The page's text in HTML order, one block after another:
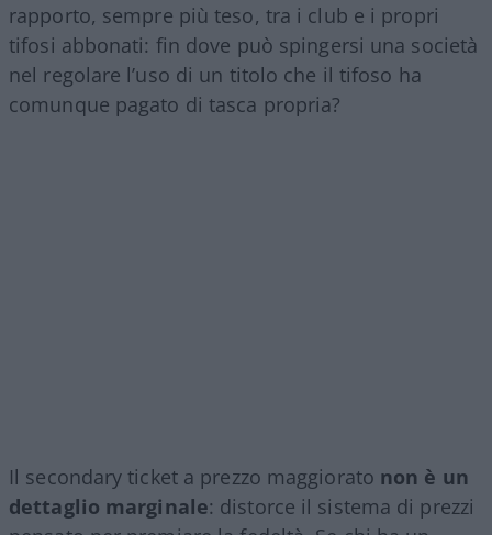
rapporto, sempre più teso, tra i club e i propri
tifosi abbonati: fin dove può spingersi una società
nel regolare l’uso di un titolo che il tifoso ha
comunque pagato di tasca propria?
Il secondary ticket a prezzo maggiorato non è un
dettaglio marginale: distorce il sistema di prezzi